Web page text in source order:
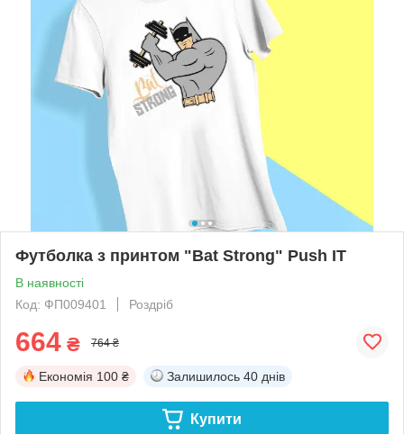
Футболка з принтом "Bat Strong" Push IT
В наявності
Код: ФП009401
Роздріб
664 ₴ 764 ₴
Економія 100 ₴ Залишилось 40 днів
Купити